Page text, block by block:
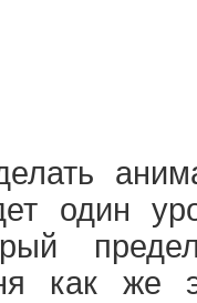
один
как же